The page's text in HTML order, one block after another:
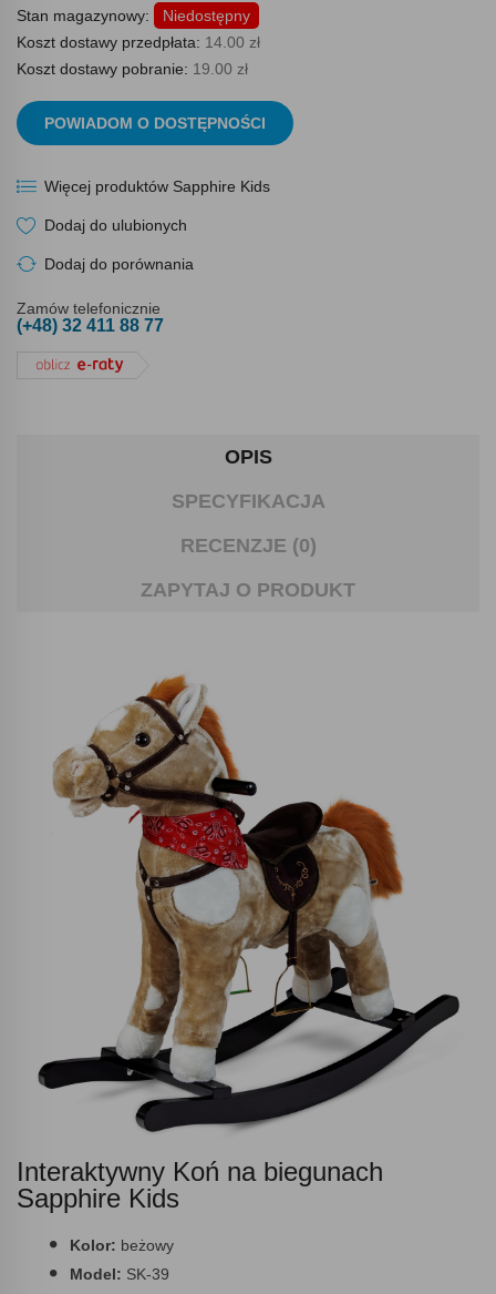
Stan magazynowy:
Niedostępny
Koszt dostawy przedpłata: 14.00 zł
Koszt dostawy pobranie: 19.00 zł
POWIADOM O DOSTĘPNOŚCI
Więcej produktów Sapphire Kids
Dodaj do ulubionych
Dodaj do porównania
Zamów telefonicznie
(+48) 32 411 88 77
OPIS
SPECYFIKACJA
RECENZJE (0)
ZAPYTAJ O PRODUKT
Interaktywny Koń na biegunach
Sapphire Kids
Kolor: beżowy
Model: SK-39